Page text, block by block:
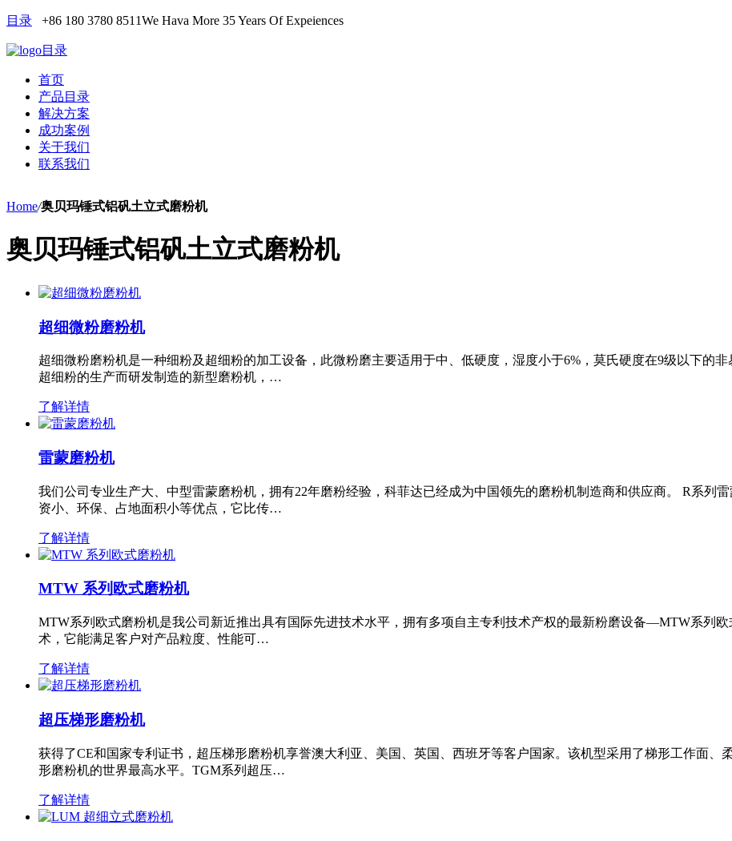
目录 +86 180 3780 8511We Hava More 35 Years Of Expeiences
目录
首页
产品目录
解决方案
成功案例
关于我们
联系我们
Home/奥贝玛锤式铝矾土立式磨粉机
奥贝玛锤式铝矾土立式磨粉机
超细微粉磨粉机
超细微粉磨粉机是一种细粉及超细粉的加工设备，此微粉磨主要适用于中、低硬度，湿度小于6%，莫氏硬度在9级以下的
超细粉的生产而研发制造的新型磨粉机，…
了解详情
雷蒙磨粉机
我们公司专业生产大、中型雷蒙磨粉机，拥有22年磨粉经验，科菲达已经成为中国领先的磨粉机制造商和供应商。 R系列
资小、环保、占地面积小等优点，它比传…
了解详情
MTW 系列欧式磨粉机
MTW系列欧式磨粉机是我公司新近推出具有国际先进技术水平，拥有多项自主专利技术产权的最新粉磨设备—MTW系列
术，它能满足客户对产品粒度、性能可…
了解详情
超压梯形磨粉机
获得了CE和国家专利证书，超压梯形磨粉机享誉澳大利亚、美国、英国、西班牙等客户国家。该机型采用了梯形工作面
形磨粉机的世界最高水平。TGM系列超压…
了解详情